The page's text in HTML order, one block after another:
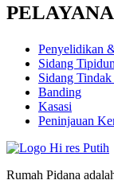
Penyelidikan
Sidang
Sidang
Banding
Kasasi
Peninjauan
Rumah Pidana